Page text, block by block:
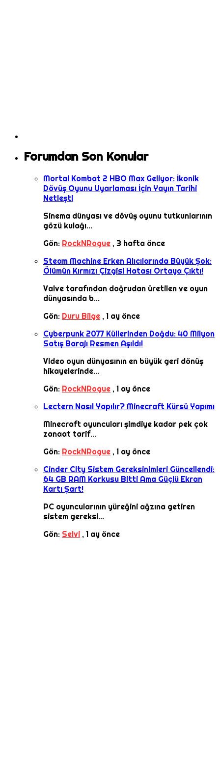
Forumdan Son Konular
Mortal Kombat 2 HBO Max Geliyor: İkonik
Dövüş Oyunu Uyarlaması İçin Yayın Tarihi
Netleşti
Sinema dünyası ve dövüş oyunu tutkunlarının
gözü kulağı...
Gön: RockNRogue , 3 hafta önce
Steam Machine Erken Alıcılarında Büyük Şok:
Ölümün Kırmızı Çizgisi Hatası Ortaya Çıktı!
Valve tarafından doğrudan üretilen ve oyun
dünyasında b...
Gön: Duru Bilge , 1 ay önce
Cyberpunk 2077 Küllerinden Doğdu: 40 Milyon
Satış Barajı Resmen Aşıldı!
Video oyun dünyasının en büyük geri dönüş
hikayelerinde...
Gön: RockNRogue , 1 ay önce
Lectern Nasıl Yapılır? Minecraft Kürsü Yapımı
Minecraft oyuncuları şimdiye kadar pek çok
zanaat tarif...
Gön: RockNRogue , 1 ay önce
Cinder City Sistem Gereksinimleri Güncellendi:
64 GB RAM Korkusu Bitti Ama Güçlü Ekran
Kartı Şart!
PC oyuncularının yüreğini ağzına getiren
sistem gereksi...
Gön: Selvi , 1 ay önce